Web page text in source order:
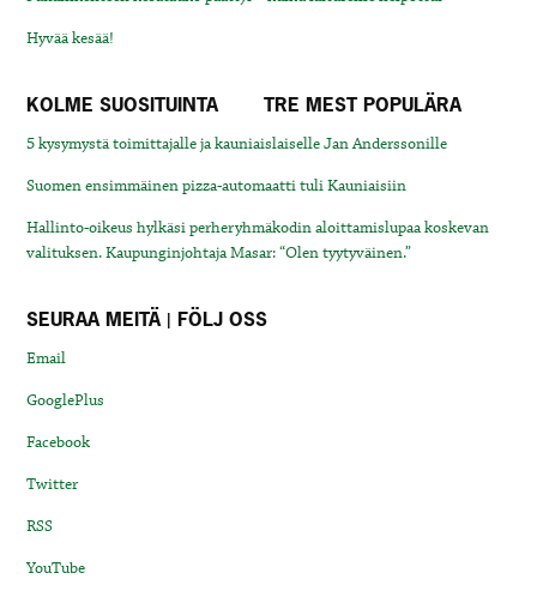
Hyvää kesää!
KOLME SUOSITUINTA TRE MEST POPULÄRA
5 kysymystä toimittajalle ja kauniaislaiselle Jan Anderssonille
Suomen ensimmäinen pizza-automaatti tuli Kauniaisiin
Hallinto-oikeus hylkäsi perheryhmäkodin aloittamislupaa koskevan
valituksen. Kaupunginjohtaja Masar: “Olen tyytyväinen.”
SEURAA MEITÄ | FÖLJ OSS
Email
GooglePlus
Facebook
Twitter
RSS
YouTube